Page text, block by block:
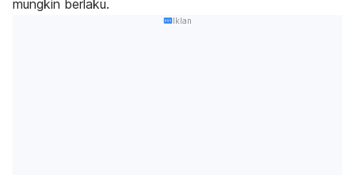
mungkin berlaku.
Iklan